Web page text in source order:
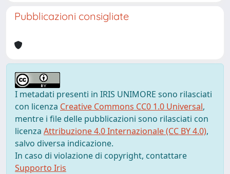
Pubblicazioni consigliate
I metadati presenti in IRIS UNIMORE sono rilasciati
con licenza Creative Commons CC0 1.0 Universal,
mentre i file delle pubblicazioni sono rilasciati con
licenza Attribuzione 4.0 Internazionale (CC BY 4.0),
salvo diversa indicazione.
In caso di violazione di copyright, contattare
Supporto Iris